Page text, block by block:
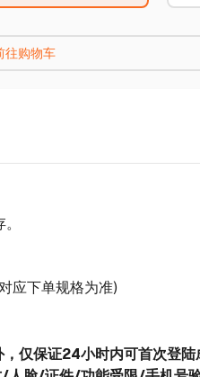
往购物车
应下单规格为准)
仅保证24小时内可首次登